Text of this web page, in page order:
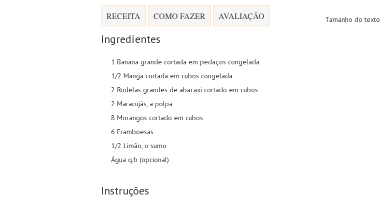
RECEITA COMO FAZER AVALIAÇÃO Tamanho do texto
Ingredientes
1 Banana grande cortada em pedaços congelada
1/2 Manga cortada em cubos congelada
2 Rodelas grandes de abacaxi cortado em cubos
2 Maracujás, a polpa
8 Morangos cortado em cubos
6 Framboesas
1/2 Limão, o sumo
Água q.b (opcional)
Instruções